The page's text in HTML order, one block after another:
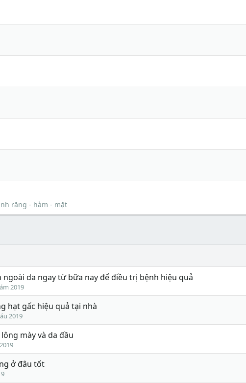
răng - hàm - mặt
da ngay từ bữa nay để điều trị bệnh hiệu quả
2019
hạt gấc hiệu quả tại nhà
2019
mày và da đầu
ở đâu tốt